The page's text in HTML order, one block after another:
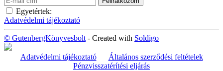
Egyetértek:
Adatvédelmi tájékoztató
© GutenbergKönyvesbolt - Created with Soldigo
Adatvédelmi tájékoztató
Általános szerződési feltételek
Pénzvisszatérítési eljárás